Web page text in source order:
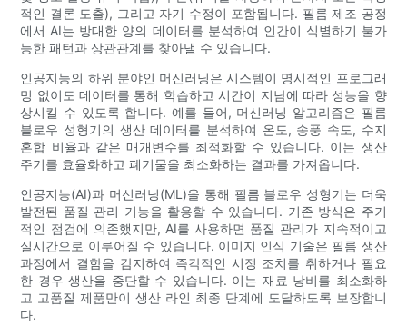
적인 결론 도출), 그리고 자기 수정이 포함됩니다. 필름 제조 공정
에서 AI는 방대한 양의 데이터를 분석하여 인간이 식별하기 불가
능한 패턴과 상관관계를 찾아낼 수 있습니다.
인공지능의 하위 분야인 머신러닝은 시스템이 명시적인 프로그래
밍 없이도 데이터를 통해 학습하고 시간이 지남에 따라 성능을 향
상시킬 수 있도록 합니다. 예를 들어, 머신러닝 알고리즘은 필름
블로우 성형기의 생산 데이터를 분석하여 온도, 송풍 속도, 수지
혼합 비율과 같은 매개변수를 최적화할 수 있습니다. 이는 생산
주기를 효율화하고 폐기물을 최소화하는 결과를 가져옵니다.
인공지능(AI)과 머신러닝(ML)을 통해 필름 블로우 성형기는 더욱
발전된 품질 관리 기능을 활용할 수 있습니다. 기존 방식은 주기
적인 점검에 의존했지만, AI를 사용하면 품질 관리가 지속적이고
실시간으로 이루어질 수 있습니다. 이미지 인식 기술은 필름 생산
과정에서 결함을 감지하여 즉각적인 시정 조치를 취하거나 필요
한 경우 생산을 중단할 수 있습니다. 이는 재료 낭비를 최소화하
고 고품질 제품만이 생산 라인 최종 단계에 도달하도록 보장합니
다.